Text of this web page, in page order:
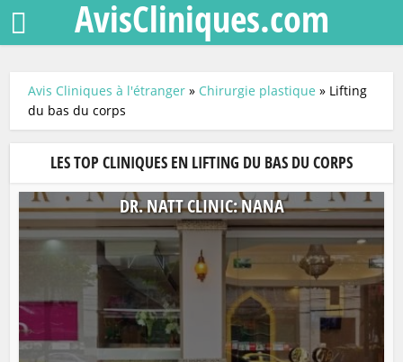
AvisCliniques.com
Avis Cliniques à l'étranger » Chirurgie plastique » Lifting
du bas du corps
LES TOP CLINIQUES EN LIFTING DU BAS DU CORPS
DR. NATT CLINIC: NANA